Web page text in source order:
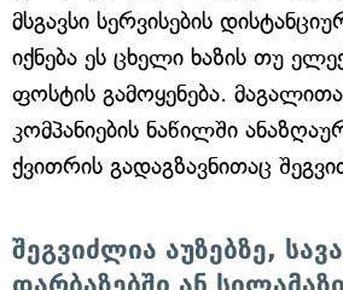
მსგავსი სერვისების
იქნება ეს ცხელი ხაზის თუ
ფოსტის გამოყენება.
კომპანიების ნაწილში
ქვითრის გადაგზავნითაც
შეგვიძლია აუზებზე,